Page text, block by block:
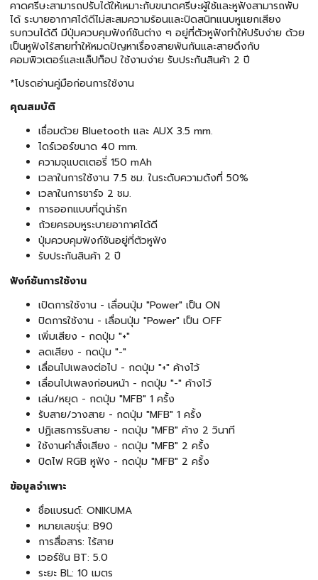
คาดศรีษะสามารถปรับได้ให้เหมาะกับขนาดศรีษะผู้ใช้และหูฟังสามารถพับ
ได้ ระบายอากาศได้ดีไม่สะสมความร้อนและปิดสนิทแนบหูแยกเสียง
รบกวนได้ดี มีปุ่มควบคุมฟังก์ชันต่าง ๆ อยู่ที่ตัวหูฟังทำให้ปรับง่าย ด้วย
เป็นหูฟังไร้สายทำให้หมดปัญหาเรื่องสายพันกันและสายดึงกับ
คอมพิวเตอร์และแล็ปท็อป ใช้งานง่าย รับประกันสินค้า 2 ปี
*โปรดอ่านคู่มือก่อนการใช้งาน
คุณสมบัติ
เชื่อมด้วย Bluetooth และ AUX 3.5 mm.
ไดร์เวอร์ขนาด 40 mm.
ความจุแบตเตอรี่ 150 mAh
เวลาในการใช้งาน 7.5 ชม. ในระดับความดังที่ 50%
เวลาในการชาร์จ 2 ชม.
การออกแบบที่ดูน่ารัก
ถ้วยครอบหูระบายอากาศได้ดี
ปุ่มควบคุมฟังก์ชันอยู่ที่ตัวหูฟัง
รับประกันสินค้า 2 ปี
ฟังก์ชันการใช้งาน
เปิดการใช้งาน - เลื่อนปุ่ม "Power" เป็น ON
ปิดการใช้งาน - เลื่อนปุ่ม "Power" เป็น OFF
เพิ่มเสียง - กดปุ่ม "+"
ลดเสียง - กดปุ่ม "-"
เลื่อนไปเพลงต่อไป - กดปุ่ม "+" ค้างไว้
เลื่อนไปเพลงก่อนหน้า - กดปุ่ม "-" ค้างไว้
เล่น/หยุด - กดปุ่ม "MFB" 1 ครั้ง
รับสาย/วางสาย - กดปุ่ม "MFB" 1 ครั้ง
ปฏิเสธการรับสาย - กดปุ่ม "MFB" ค้าง 2 วินาที
ใช้งานคำสั่งเสียง - กดปุ่ม "MFB" 2 ครั้ง
ปิดไฟ RGB หูฟัง - กดปุ่ม "MFB" 2 ครั้ง
ข้อมูลจำเพาะ
ชื่อแบรนด์: ONIKUMA
หมายเลขรุ่น: B90
การสื่อสาร: ไร้สาย
เวอร์ชัน BT: 5.0
ระยะ BL: 10 เมตร